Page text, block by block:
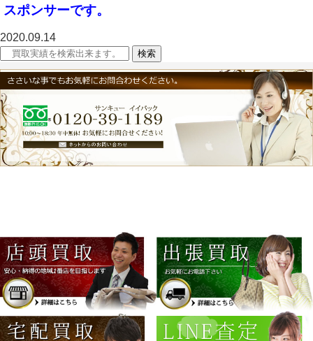
スポンサーです。
2020.09.14